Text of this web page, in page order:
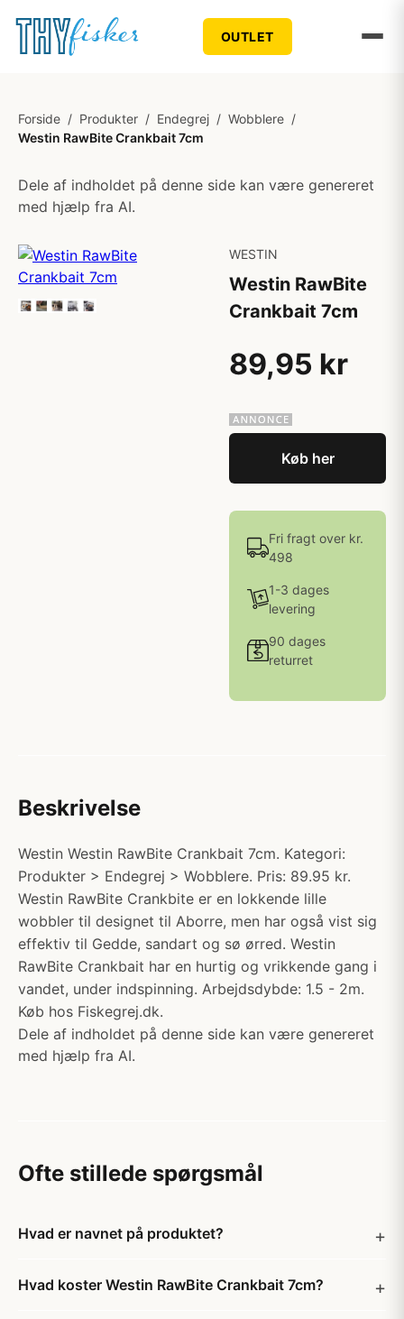
OUTLET
Forside / Produkter / Endegrej / Wobblere /
Westin RawBite Crankbait 7cm
Dele af indholdet på denne side kan være genereret
med hjælp fra AI.
WESTIN
Westin RawBite
Crankbait 7cm
89,95 kr
Køb her
Fri fragt over kr.
498
1-3 dages
levering
90 dages
returret
Beskrivelse
Westin Westin RawBite Crankbait 7cm. Kategori:
Produkter > Endegrej > Wobblere. Pris: 89.95 kr.
Westin RawBite Crankbite er en lokkende lille
wobbler til designet til Aborre, men har også vist sig
effektiv til Gedde, sandart og sø ørred. Westin
RawBite Crankbait har en hurtig og vrikkende gang i
vandet, under indspinning. Arbejdsdybde: 1.5 - 2m.
Køb hos Fiskegrej.dk.
Dele af indholdet på denne side kan være genereret
med hjælp fra AI.
Ofte stillede spørgsmål
Hvad er navnet på produktet?
Hvad koster Westin RawBite Crankbait 7cm?